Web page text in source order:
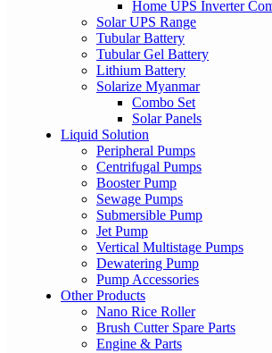
Home UPS Inverter
Solar UPS Range
Tubular Battery
Tubular Gel Battery
Lithium Battery
Solarize Myanmar
Combo Set
Solar Panels
Liquid Solution
Peripheral Pumps
Centrifugal Pumps
Booster Pump
Sewage Pumps
Submersible Pump
Jet Pump
Vertical Multistage Pumps
Dewatering Pump
Pump Accessories
Other Products
Nano Rice Roller
Brush Cutter Spare Parts
Engine & Parts